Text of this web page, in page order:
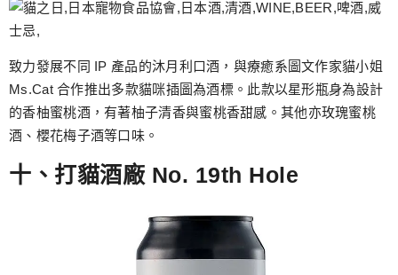
致力發展不同 IP 產品的沐月利口酒，與療癒系圖文作家貓小姐
Ms.Cat 合作推出多款貓咪插圖為酒標。此款以星形瓶身為設計
的香柚蜜桃酒，有著柚子清香與蜜桃香甜感。其他亦玫瑰蜜桃
酒、櫻花梅子酒等口味。
十、打貓酒廠 No. 19th Hole